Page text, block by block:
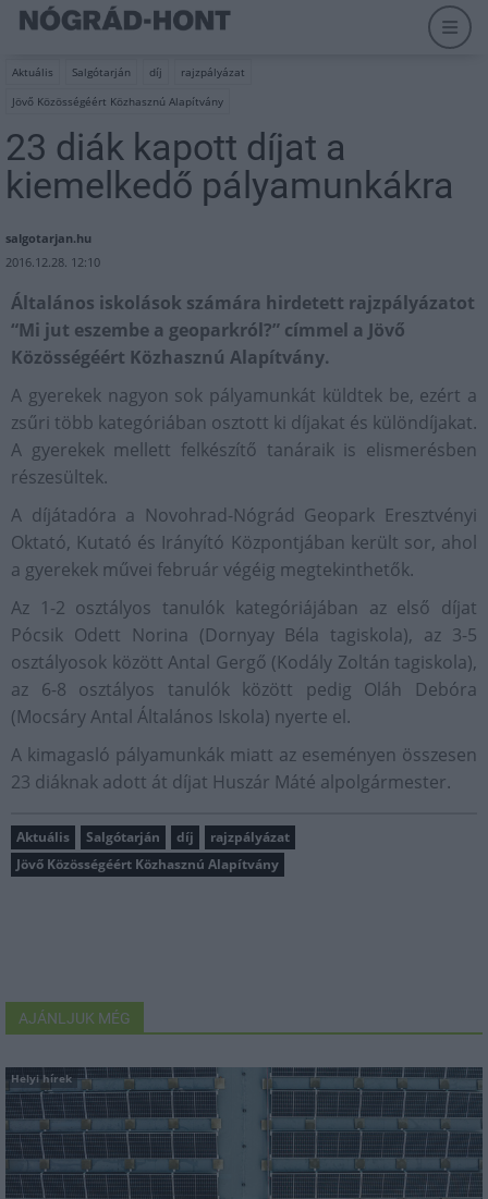
Aktuális Salgótarján díj
rajzpályázat
Jövő Közösségéért Közhasznú Alapítvány
23 diák kapott díjat a
kiemelkedő pályamunkákra
salgotarjan.hu
2016.12.28. 12:10
Általános iskolások számára hirdetett rajzpályázatot
“Mi jut eszembe a geoparkról?” címmel a Jövő
Közösségéért Közhasznú Alapítvány.
A gyerekek nagyon sok pályamunkát küldtek be, ezért a
zsűri több kategóriában osztott ki díjakat és különdíjakat.
A gyerekek mellett felkészítő tanáraik is elismerésben
részesültek.
A díjátadóra a Novohrad-Nógrád Geopark Eresztvényi
Oktató, Kutató és Irányító Központjában került sor, ahol
a gyerekek művei február végéig megtekinthetők.
Az 1-2 osztályos tanulók kategóriájában az első díjat
Pócsik Odett Norina (Dornyay Béla tagiskola), az 3-5
osztályosok között Antal Gergő (Kodály Zoltán tagiskola),
az 6-8 osztályos tanulók között pedig Oláh Debóra
(Mocsáry Antal Általános Iskola) nyerte el.
A kimagasló pályamunkák miatt az eseményen összesen
23 diáknak adott át díjat Huszár Máté alpolgármester.
Aktuális Salgótarján díj
rajzpályázat
Jövő Közösségéért Közhasznú Alapítvány
AJÁNLJUK MÉG
Helyi hírek